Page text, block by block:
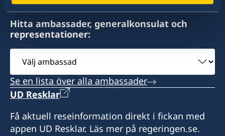
West Bay Str.
Nassau
Bahamas
Honorärkonsul
John Wiberg
Sofia Wiberg
Hitta ambassader, generalkonsulat och
representationer:
Välj
ambassad
Se en lista över alla ambassader
UD Resklar
Få aktuell reseinformation direkt i fickan med
appen UD Resklar. Läs mer på regeringen.se.